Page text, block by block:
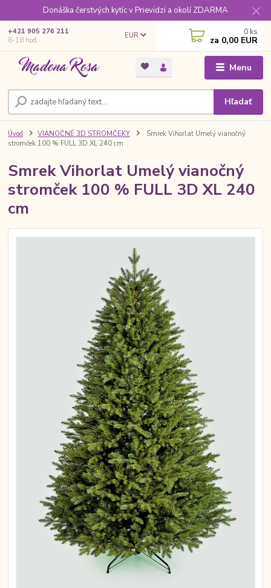
Donáška čerstvých kytíc v Prievidzi a okolí ZDARMA
Menu
EUR
Hľadať
+421 905 276 211
8-18 hod.
0 ks
za 0,00 EUR
Úvod VIANOČNÉ 3D STROMČEKY
Smrek Vihorlat Umelý vianočný
stromček 100 % FULL 3D XL 240 cm
Smrek Vihorlat Umelý vianočný
stromček 100 % FULL 3D XL 240
cm